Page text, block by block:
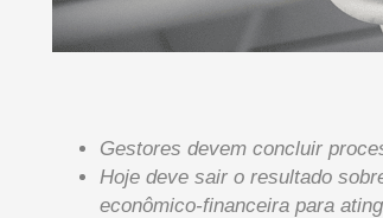
Gestores devem concluir
Hoje deve sair o resultado
econômico-financeira para